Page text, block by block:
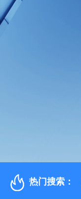
热门搜索：